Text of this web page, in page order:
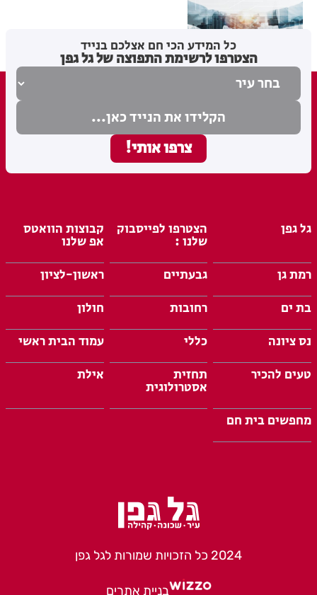
כל המידע הכי חם אצלכם בנייד
הצטרפו לרשימת התפוצה של גל גפן
גל גפן הצטרפו לפייסבוק
שלנו :
קבוצות הוואטס
אפ שלנו
רמת גן
גבעתיים
ראשון-לציון
בת ים
רחובות
חולון
נס ציונה
כללי
עמוד הבית ראשי
טעים להכיר
תחזית
אסטרולוגית
אילת
מחפשים בית חם
2024 כל הזכויות שמורות לגל גפן
בניית אתרים